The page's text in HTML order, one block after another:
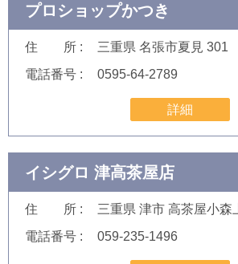
プロショップかつき
住 所
三重県 名張市夏見 301
電話番号
0595-64-2789
詳細
イシグロ 津高茶屋店
住 所
三重県 津市 高茶屋小森
電話番号
059-235-1496